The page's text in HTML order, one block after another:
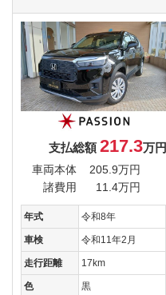
支払総額217.3万円
車両本体
205.9万円
諸費用
11.4万円
年式 令和8年
車検 令和11年2月
走行距離 17km
色 黒